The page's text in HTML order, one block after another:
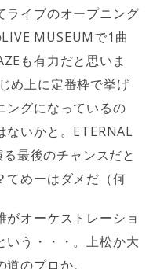
ライブのオープニング
MUSEUMで1曲
も有力だと思いま
め上に定番枠で挙げ
ングになっているの
ないかと。ETERNAL
最後のチャンスだと
てめーはダメだ（何
がオーケストレーショ
いう・・・。上松か大
のプロか。